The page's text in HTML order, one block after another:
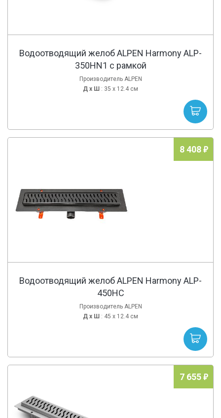
Водоотводящий желоб ALPEN Harmony ALP-
350HN1 с рамкой
Производитель ALPEN
Д х Ш : 35 x 12.4 см
8 408
Водоотводящий желоб ALPEN Harmony ALP-
450HC
Производитель ALPEN
Д х Ш : 45 x 12.4 см
7 655